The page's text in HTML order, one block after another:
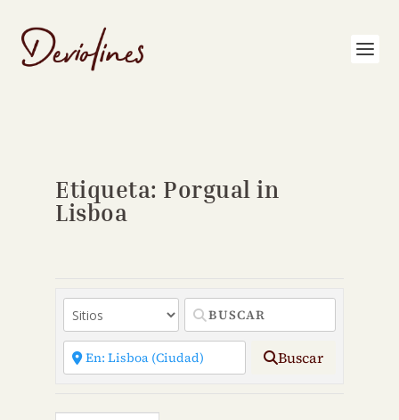
Etiqueta: Porgual in
Lisboa
Buscar